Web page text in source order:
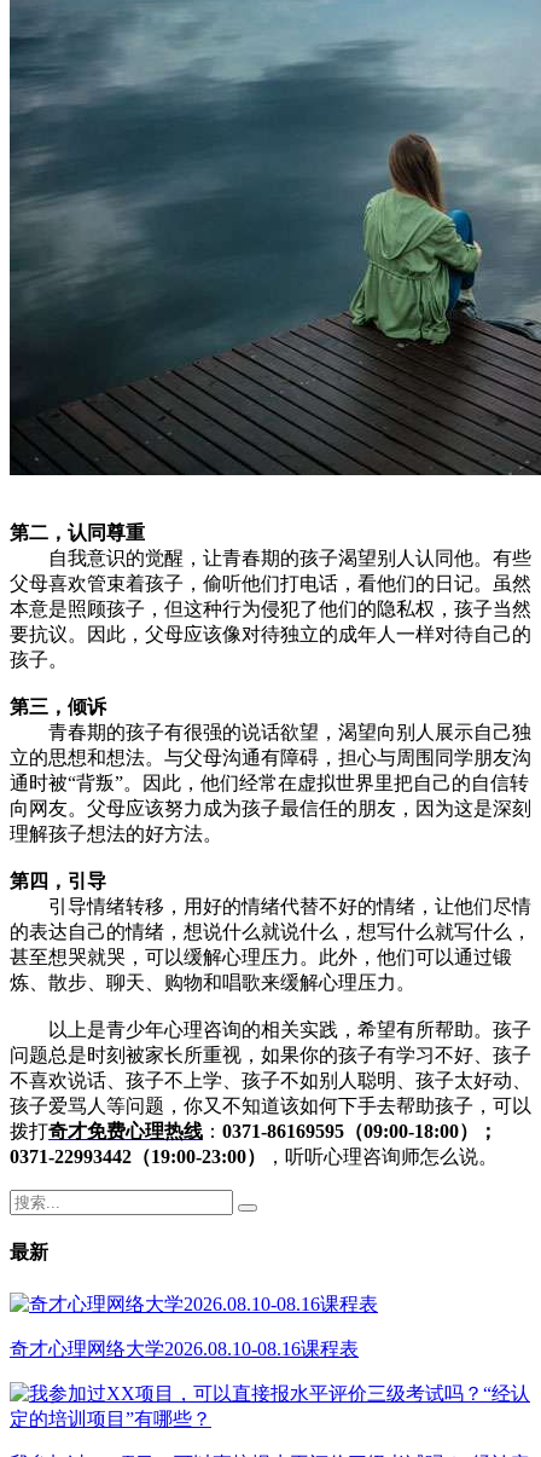
第二，认同尊重
自我意识的觉醒，让青春期的孩子渴望别人认同他。有些
父母喜欢管束着孩子，偷听他们打电话，看他们的日记。虽然
本意是照顾孩子，但这种行为侵犯了他们的隐私权，孩子当然
要抗议。因此，父母应该像对待独立的成年人一样对待自己的
孩子。
第三， 倾诉
青春期的孩子有很强的说话欲望，渴望向别人展示自己独
立的思想和想法。与父母沟通有障碍，担心与周围同学朋友沟
通时被“背叛”。因此，他们经常在虚拟世界里把自己的自信转
向网友。父母应该努力成为孩子最信任的朋友，因为这是深刻
理解孩子想法的好方法。
第四，引导
引导情绪转移，用好的情绪代替不好的情绪，让他们尽情
的表达自己的情绪，想说什么就说什么，想写什么就写什么，
甚至想哭就哭，可以缓解心理压力。此外，他们可以通过锻
炼、散步、聊天、购物和唱歌来缓解心理压力。
以上是青少年心理咨询的相关实践，希望有所帮助。孩子
问题总是时刻被家长所重视，如果你的孩子有学习不好、孩子
不喜欢说话、孩子不上学、孩子不如别人聪明、孩子太好动、
孩子爱骂人等问题，你又不知道该如何下手去帮助孩子，可以
拨打奇才免费心理热线 ： 0371-86169595（09:00-18:00）
；
0371-22993442（19:00-23:00） ，听听心理咨询师怎么说。
最新
奇才心理网络大学2026.08.10-08.16课程表